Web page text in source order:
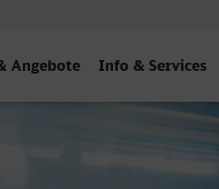
Angebote Info & Services
Wuppertal Hbf